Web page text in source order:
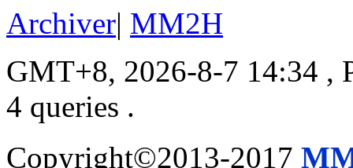
Archiver| MM2H
GMT+8, 2026-8-7 14:34 ,
4 queries .
Copyright©2013-2017